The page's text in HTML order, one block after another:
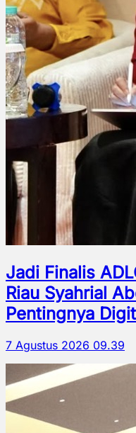
Jadi Finalis
Riau Syahrial
Pentingnya
7 Agustus 2026 09.39